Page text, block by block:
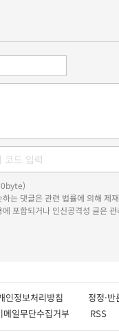
는 댓글은 관련 법률에 의해 제
포함되거나 인신공격성 글은
인정보처리방침 정정·
메일무단수집거부 RSS